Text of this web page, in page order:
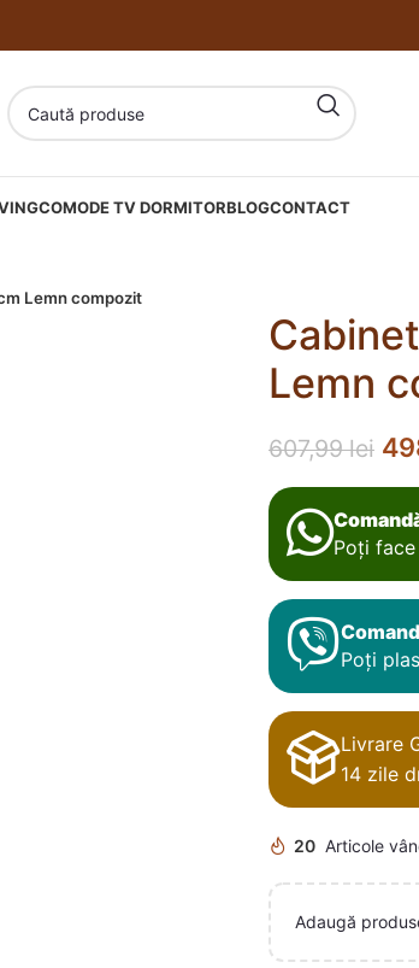
COMODE TV DORMITORBLOGCONTACT
Lemn compozit
Lemn
607,99lei
Poți
Poți
Livrare
14 zile
20 Articole
Adaugă